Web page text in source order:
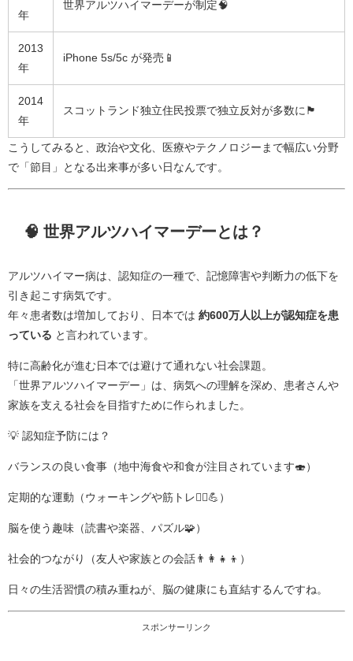
年
世界アルツハイマーデーが制定🧠
2013
年
iPhone 5s/5c が発売📱
2014
年
スコットランド独立住民投票で独立反対が多数に🏴
こうしてみると、政治や文化、医療やテクノロジーまで幅広い分野
で「節目」となる出来事が多い日なんです。
🧠 世界アルツハイマーデーとは？
アルツハイマー病は、認知症の一種で、記憶障害や判断力の低下を
引き起こす病気です。
年々患者数は増加しており、日本では 約600万人以上が認知症を患
っている と言われています。
特に高齢化が進む日本では避けて通れない社会課題。
「世界アルツハイマーデー」は、病気への理解を深め、患者さんや
家族を支える社会を目指すために作られました。
💡 認知症予防には？
バランスの良い食事（地中海食や和食が注目されています🍣）
定期的な運動（ウォーキングや筋トレ🚶‍♂️💪）
脳を使う趣味（読書や楽器、パズル🧩）
社会的つながり（友人や家族との会話👨‍👩‍👧‍👦）
日々の生活習慣の積み重ねが、脳の健康にも直結するんですね。
スポンサーリンク